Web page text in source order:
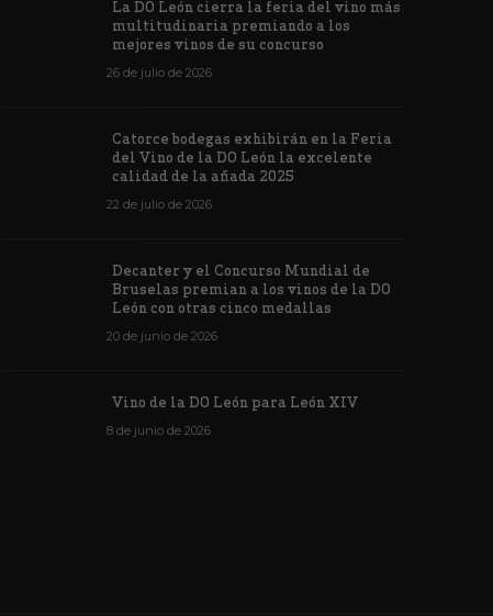
Vino de la DO León para León XIV
1176
La DO León cierra la feria del vino más
multitudinaria premiando a los
mejores vinos de su concurso
26 de julio de 2026
Catorce bodegas exhibirán en la Feria
del Vino de la DO León la excelente
calidad de la añada 2025
22 de julio de 2026
Decanter y el Concurso Mundial de
Bruselas premian a los vinos de la DO
León con otras cinco medallas
20 de junio de 2026
Vino de la DO León para León XIV
8 de junio de 2026